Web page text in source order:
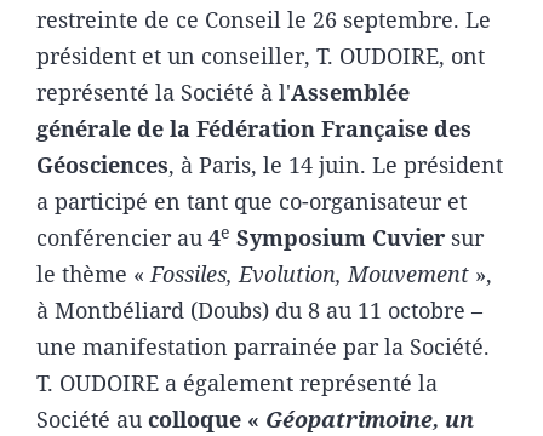
restreinte de ce Conseil le 26 septembre. Le
président et un conseiller, T. OUDOIRE, ont
représenté la Société à l'Assemblée
générale de la Fédération Française des
Géosciences, à Paris, le 14 juin. Le président
a participé en tant que co-organisateur et
conférencier au 4e Symposium Cuvier sur
le thème «Fossiles, Evolution, Mouvement »,
à Montbéliard (Doubs) du 8 au 11 octobre –
une manifestation parrainée par la Société.
T. OUDOIRE a également représenté la
Société au colloque « Géopatrimoine, un